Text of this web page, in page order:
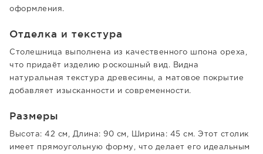
оформления.
Отделка и текстура
Столешница выполнена из качественного шпона ореха,
что придаёт изделию роскошный вид. Видна
натуральная текстура древесины, а матовое покрытие
добавляет изысканности и современности.
Размеры
Высота: 42 см, Длина: 90 см, Ширина: 45 см. Этот столик
имеет прямоугольную форму, что делает его идеальным